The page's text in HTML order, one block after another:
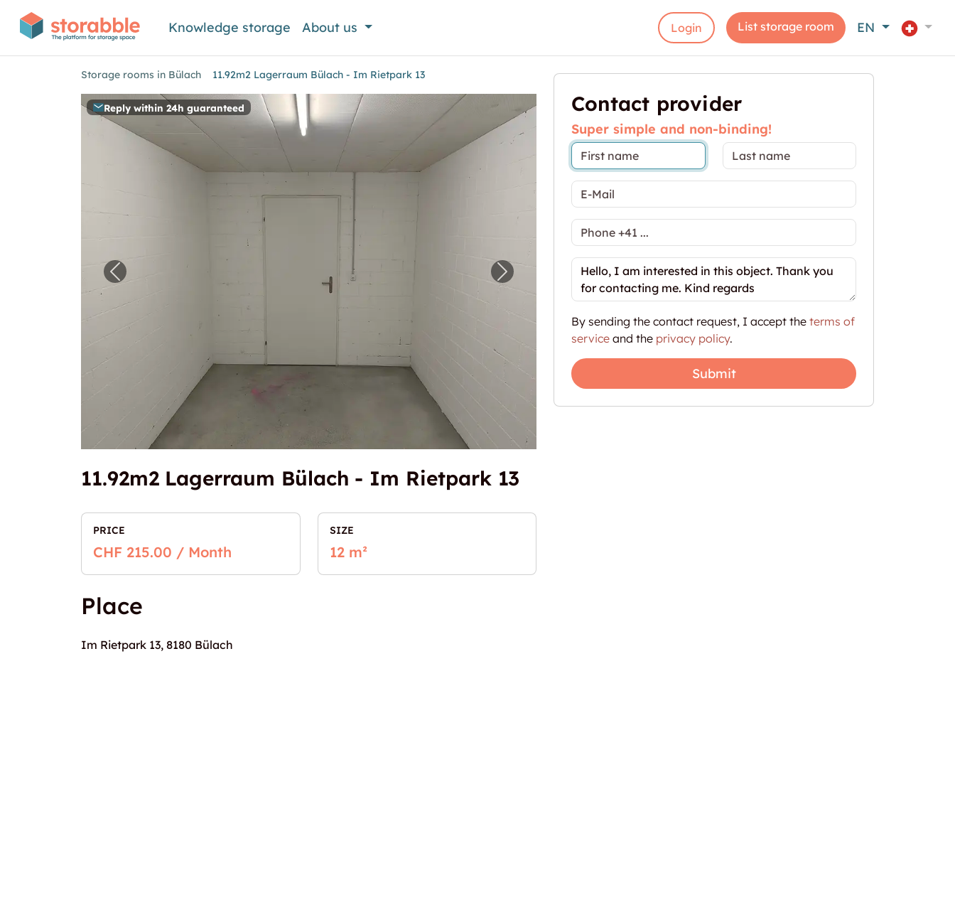
Knowledge storage About us Login List storage room EN
Storage rooms in Bülach 11.92m2 Lagerraum Bülach - Im Rietpark 13
Reply within 24h guaranteed
Previous image for "11.92m2 Lagerraum Bülach - Im Rietpark 13"Next image for "11.92m2 Lagerraum Bülach - Im Rietpark 13"
11.92m2 Lagerraum Bülach - Im Rietpark 13
PRICE
CHF 215.00 / Month
SIZE
12 m²
Place
Im Rietpark 13, 8180 Bülach
Contact provider
Super simple and non-binding!
By sending the contact request, I accept the terms of
service and the privacy policy.
Submit